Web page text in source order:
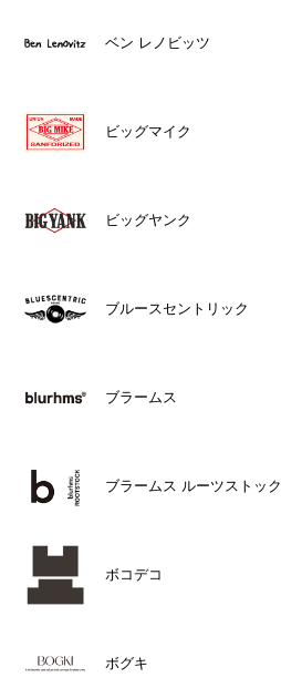
ベン レノビッツ
ビッグマイク
ビッグヤンク
ブルースセントリック
ブラームス
ブラームス ルーツストック
ボコデコ
ボグキ